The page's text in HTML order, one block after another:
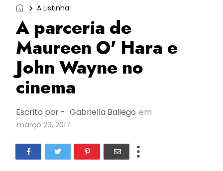
A Listinha
A parceria de
Maureen O' Hara e
John Wayne no
cinema
Escrito por - Gabriella Baliego em
março 23, 2017